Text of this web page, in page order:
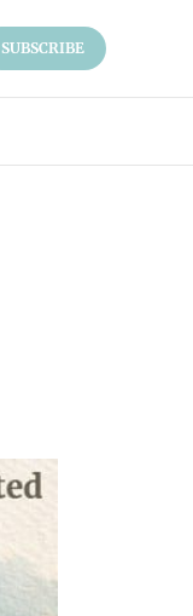
SUBSCRIBE